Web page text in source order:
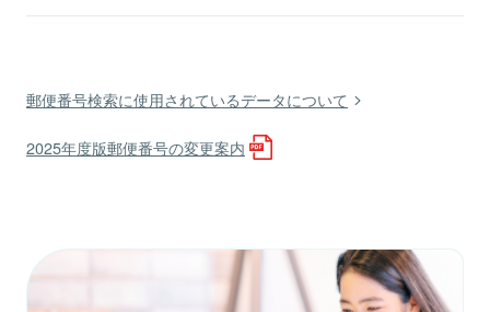
郵便番号検索に使用されているデータについて
2025年度版郵便番号の変更案内